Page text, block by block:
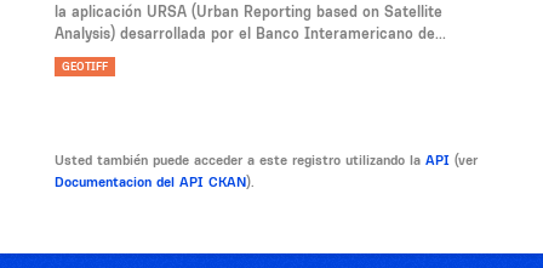
la aplicación URSA (Urban Reporting based on Satellite
Analysis) desarrollada por el Banco Interamericano de...
GEOTIFF
Usted también puede acceder a este registro utilizando la API (ver
Documentacion del API CKAN).